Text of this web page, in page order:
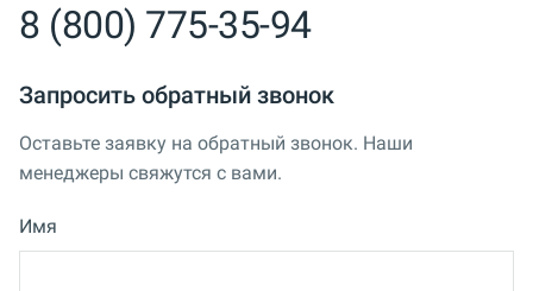
8 (800) 775-35-94
Запросить обратный звонок
Оставьте заявку на обратный звонок. Наши
менеджеры свяжутся с вами.
Имя